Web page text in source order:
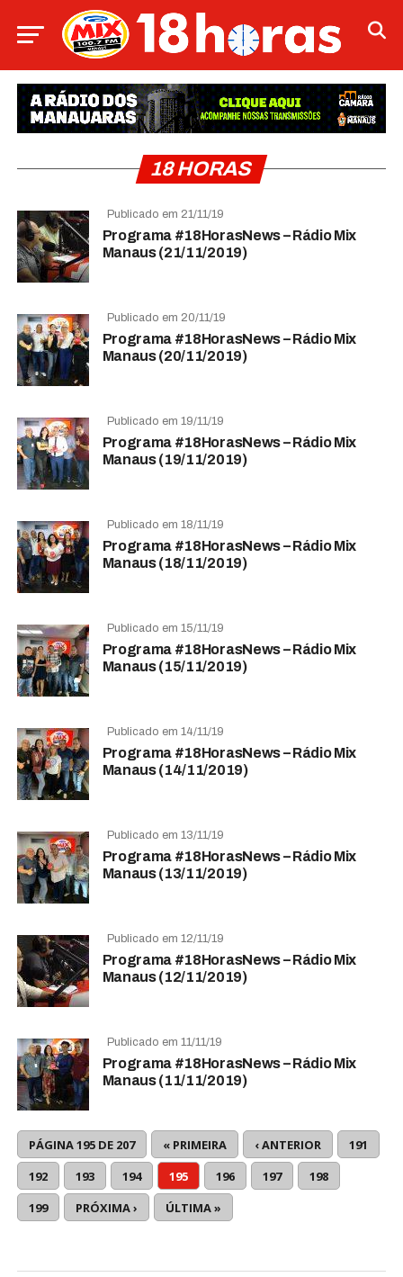
18 HORAS
Publicado em 21/11/19
Programa #18HorasNews – Rádio Mix
Manaus (21/11/2019)
Publicado em 20/11/19
Programa #18HorasNews – Rádio Mix
Manaus (20/11/2019)
Publicado em 19/11/19
Programa #18HorasNews – Rádio Mix
Manaus (19/11/2019)
Publicado em 18/11/19
Programa #18HorasNews – Rádio Mix
Manaus (18/11/2019)
Publicado em 15/11/19
Programa #18HorasNews – Rádio Mix
Manaus (15/11/2019)
Publicado em 14/11/19
Programa #18HorasNews – Rádio Mix
Manaus (14/11/2019)
Publicado em 13/11/19
Programa #18HorasNews – Rádio Mix
Manaus (13/11/2019)
Publicado em 12/11/19
Programa #18HorasNews – Rádio Mix
Manaus (12/11/2019)
Publicado em 11/11/19
Programa #18HorasNews – Rádio Mix
Manaus (11/11/2019)
PÁGINA 195 DE 207 « PRIMEIRA ‹ ANTERIOR
191
192
193 194 195 196 197
198
199
PRÓXIMA › ÚLTIMA »